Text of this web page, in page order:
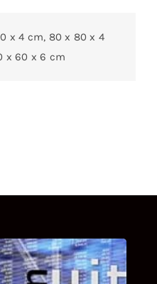
x 4 cm, 80 x 80 x 4
x 60 x 6 cm
EXECUTIE